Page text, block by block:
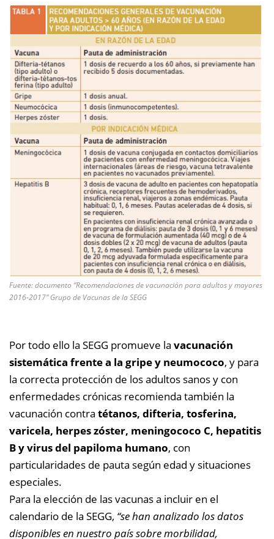
Fuente: documento “Recomendaciones de vacunación para adultos y mayores
2016-2017” Grupo de Vacunas de la SEGG
Por todo ello la SEGG promueve la vacunación
sistemática frente a la gripe y neumococo, y para
la correcta protección de los adultos sanos y con
enfermedades crónicas recomienda también la
vacunación contra tétanos, difteria, tosferina,
varicela, herpes zóster, meningococo C, hepatitis
B y virus del papiloma humano, con
particularidades de pauta según edad y situaciones
especiales.
Para la elección de las vacunas a incluir en el
calendario de la SEGG, “se han analizado los datos
disponibles en nuestro país sobre morbilidad,